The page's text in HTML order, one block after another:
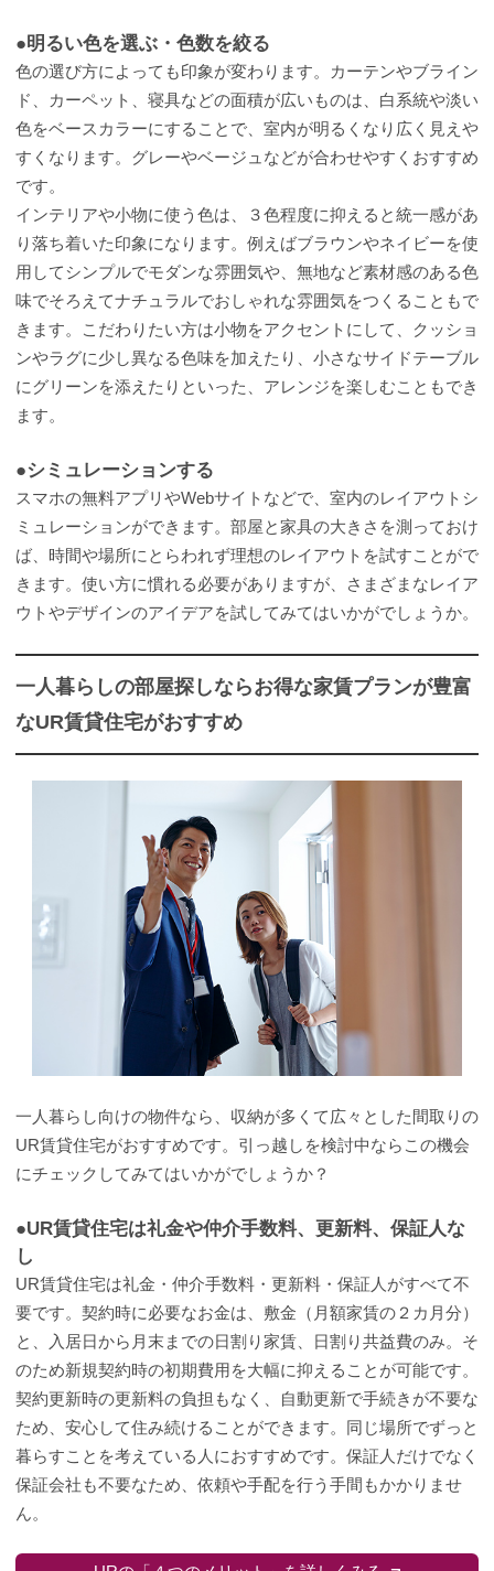
●明るい色を選ぶ・色数を絞る
色の選び方によっても印象が変わります。カーテンやブライン
ド、カーペット、寝具などの面積が広いものは、白系統や淡い
色をベースカラーにすることで、室内が明るくなり広く見えや
すくなります。グレーやベージュなどが合わせやすくおすすめ
です。
インテリアや小物に使う色は、３色程度に抑えると統一感があ
り落ち着いた印象になります。例えばブラウンやネイビーを使
用してシンプルでモダンな雰囲気や、無地など素材感のある色
味でそろえてナチュラルでおしゃれな雰囲気をつくることもで
きます。こだわりたい方は小物をアクセントにして、クッショ
ンやラグに少し異なる色味を加えたり、小さなサイドテーブル
にグリーンを添えたりといった、アレンジを楽しむこともでき
ます。
●シミュレーションする
スマホの無料アプリやWebサイトなどで、室内のレイアウトシ
ミュレーションができます。部屋と家具の大きさを測っておけ
ば、時間や場所にとらわれず理想のレイアウトを試すことがで
きます。使い方に慣れる必要がありますが、さまざまなレイア
ウトやデザインのアイデアを試してみてはいかがでしょうか。
一人暮らしの部屋探しならお得な家賃プランが豊富
なUR賃貸住宅がおすすめ
一人暮らし向けの物件なら、収納が多くて広々とした間取りの
UR賃貸住宅がおすすめです。引っ越しを検討中ならこの機会
にチェックしてみてはいかがでしょうか？
●UR賃貸住宅は礼金や仲介手数料、更新料、保証人な
し
UR賃貸住宅は礼金・仲介手数料・更新料・保証人がすべて不
要です。契約時に必要なお金は、敷金（月額家賃の２カ月分）
と、入居日から月末までの日割り家賃、日割り共益費のみ。そ
のため新規契約時の初期費用を大幅に抑えることが可能です。
契約更新時の更新料の負担もなく、自動更新で手続きが不要な
ため、安心して住み続けることができます。同じ場所でずっと
暮らすことを考えている人におすすめです。保証人だけでなく
保証会社も不要なため、依頼や手配を行う手間もかかりませ
ん。